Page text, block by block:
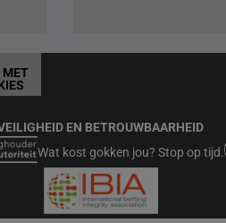
EN BETROUWBAARHEID
Wat kost gokken jou? Stop op tijd.